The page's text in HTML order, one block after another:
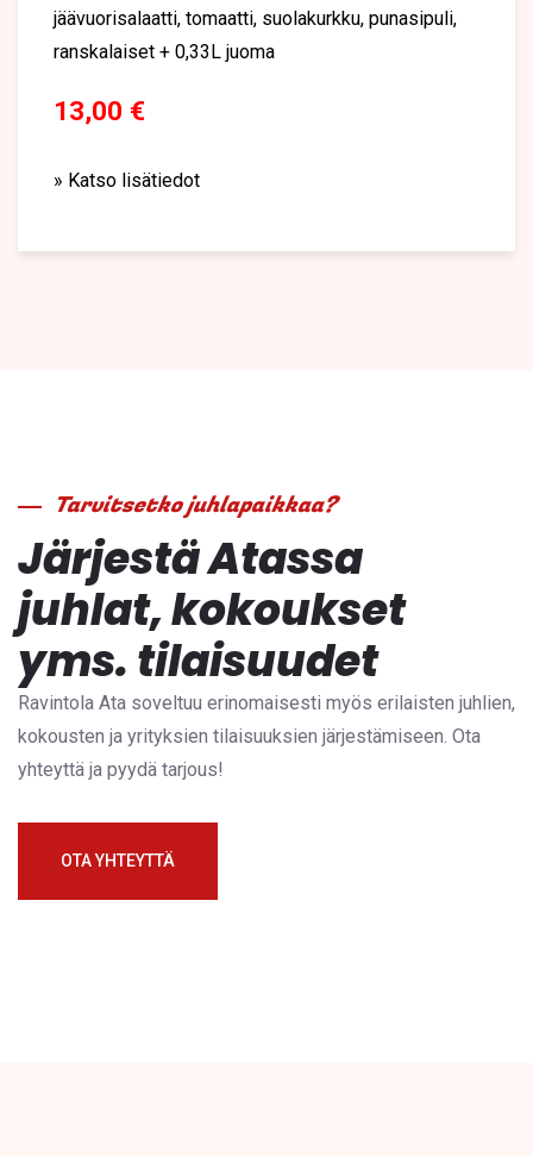
jäävuorisalaatti, tomaatti, suolakurkku, punasipuli,
ranskalaiset + 0,33L juoma
13,00 €
» Katso lisätiedot
Tarvitsetko juhlapaikkaa?
Järjestä Atassa
juhlat, kokoukset
yms. tilaisuudet
Ravintola Ata soveltuu erinomaisesti myös erilaisten juhlien,
kokousten ja yrityksien tilaisuuksien järjestämiseen. Ota
yhteyttä ja pyydä tarjous!
OTA YHTEYTTÄ